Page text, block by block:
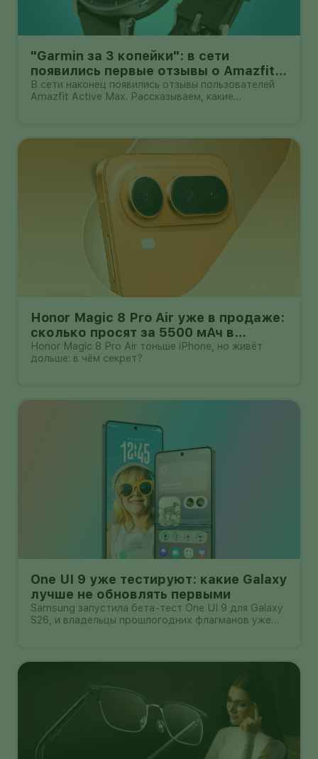
"Garmin за 3 копейки": в сети
появились первые отзывы о Amazfit
Active Max с оффлайн-картами
В сети наконец появились отзывы пользователей
Amazfit Active Max. Рассказываем, какие
Honor Magic 8 Pro Air уже в продаже:
сколько просят за 5500 мАч в
корпусе толщиной всего 6,1 мм?
Honor Magic 8 Pro Air тоньше iPhone, но живёт
дольше: в чём секрет?
One UI 9 уже тестируют: какие Galaxy
лучше не обновлять первыми
Samsung запустила бета-тест One UI 9 для Galaxy
S26, и владельцы прошлогодних флагманов уже